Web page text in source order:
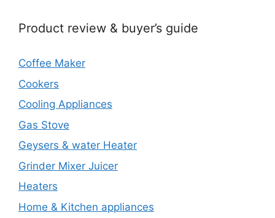
Product review & buyer’s guide
Coffee Maker
Cookers
Cooling Appliances
Gas Stove
Geysers & water Heater
Grinder Mixer Juicer
Heaters
Home & Kitchen appliances